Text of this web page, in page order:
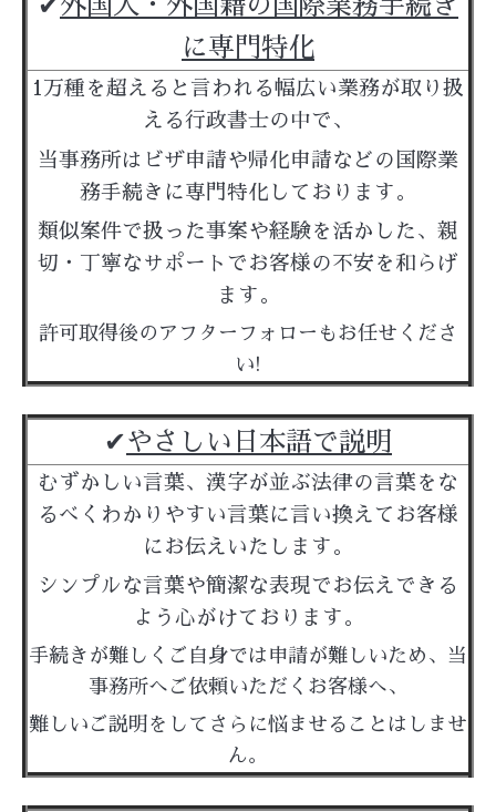
✔︎ 外国人・外国籍の 国際業務手続き
に専門特化
1万種を超えると言われる幅広い業務が取り扱
える行政書士の中で、
当事務所はビザ申請や帰化申請などの国際業
務手続きに専門特化しております。
類似案件で扱った事案や経験を活かした、 親
切・丁寧なサポートでお客様の不安を和らげ
ます。
許可取得後のアフターフォローもお任せくださ
い!
✔︎やさしい日本語で説明
むずかしい言葉、漢字が並ぶ法律の言葉をな
るべくわかりやすい言葉に言い換えてお客様
にお伝えいたします。
シンプルな言葉や簡潔な表現でお伝えできる
よう心がけております。
手続きが難しくご自身では申請が難しいため、当
事務所へご依頼いただくお客様へ、
難しいご説明をしてさらに悩ませることはしませ
ん。